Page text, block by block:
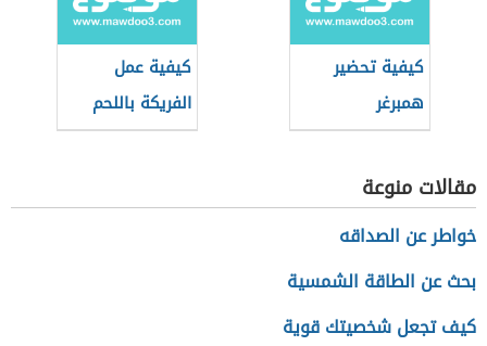
كيفية تحضير
همبرغر
كيفية عمل
الفريكة باللحم
مقالات منوعة
خواطر عن الصداقه
بحث عن الطاقة الشمسية
كيف تجعل شخصيتك قوية